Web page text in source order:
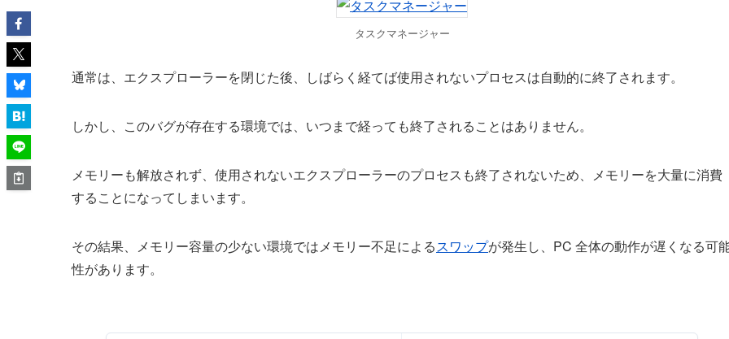
タスクマネージャー
通常は、エクスプローラーを閉じた後、しばらく経てば使用されないプロセスは自動的に終了されます。
しかし、このバグが存在する環境では、いつまで経っても終了されることはありません。
メモリーも解放されず、使用されないエクスプローラーのプロセスも終了されないため、メモリーを大量に消費
することになってしまいます。
その結果、メモリー容量の少ない環境ではメモリー不足によるスワップが発生し、PC 全体の動作が遅くなる可
性があります。